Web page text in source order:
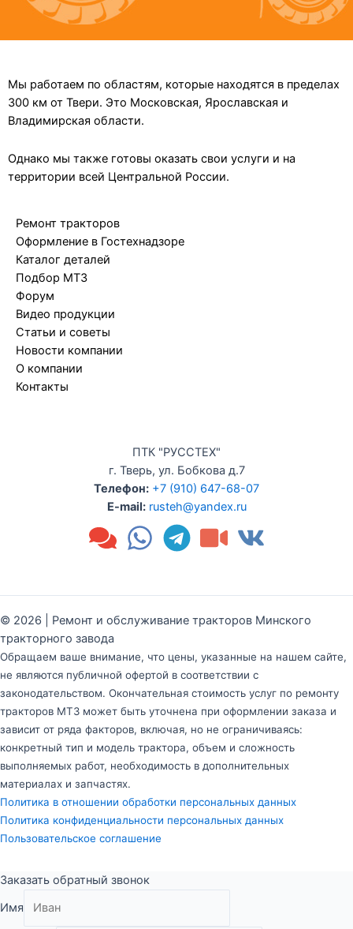
Мы работаем по областям, которые находятся в пределах
300 км от Твери. Это Московская, Ярославская и
Владимирская области.
Однако мы также готовы оказать свои услуги и на
территории всей Центральной России.
Ремонт тракторов
Оформление в Гостехнадзоре
Каталог деталей
Подбор МТЗ
Форум
Видео продукции
Статьи и советы
Новости компании
О компании
Контакты
ПТК "РУССТЕХ"
г. Тверь, ул. Бобкова д.7
Телефон: +7 (910) 647-68-07
E-mail: rusteh@yandex.ru
© 2026 | Ремонт и обслуживание тракторов Минского
тракторного завода
Обращаем ваше внимание, что цены, указанные на нашем сайте,
не являются публичной офертой в соответствии с
законодательством. Окончательная стоимость услуг по ремонту
тракторов МТЗ может быть уточнена при оформлении заказа и
зависит от ряда факторов, включая, но не ограничиваясь:
конкретный тип и модель трактора, объем и сложность
выполняемых работ, необходимость в дополнительных
материалах и запчастях.
Политика в отношении обработки персональных данных
Политика конфиденциальности персональных данных
Пользовательское соглашение
Заказать обратный звонок
Имя